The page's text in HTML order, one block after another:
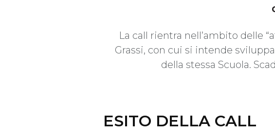
La call rientra nell’ambito delle
Grassi, con cui si intende
della stessa Scuola.
ESITO DELLA CALL